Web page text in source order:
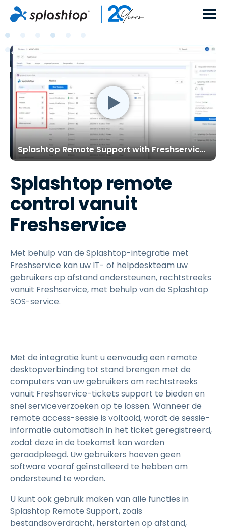
Splashtop Remote Support with Freshservice Demo
Splashtop remote
control vanuit
Freshservice
Met behulp van de Splashtop-integratie met
Freshservice kan uw IT- of helpdeskteam uw
gebruikers op afstand ondersteunen, rechtstreeks
vanuit Freshservice, met behulp van de Splashtop
SOS-service.
Met de integratie kunt u eenvoudig een remote
desktopverbinding tot stand brengen met de
computers van uw gebruikers om rechtstreeks
vanuit Freshservice-tickets support te bieden en
snel serviceverzoeken op te lossen. Wanneer de
remote access-sessie is voltooid, wordt de sessie-
informatie automatisch in het ticket geregistreerd,
zodat deze in de toekomst kan worden
geraadpleegd. Uw gebruikers hoeven geen
software vooraf geïnstalleerd te hebben om
ondersteund te worden.
U kunt ook gebruik maken van alle functies in
Splashtop Remote Support, zoals
bestandsoverdracht, herstarten op afstand,